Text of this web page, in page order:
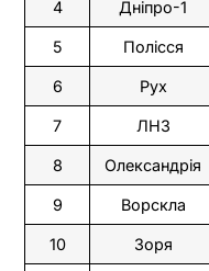
4 Дніпро-1
5 Полісся
6 Рух
7 ЛНЗ
8 Олександрія
9 Ворскла
10 Зоря